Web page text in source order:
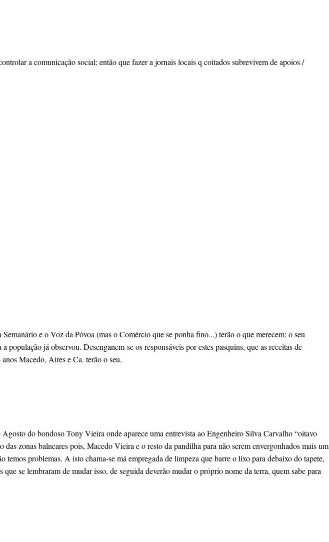
a comunicação social; então que fazer a jornais locais q coitados subrevivem de apoios /
e o Voz da Póvoa (mas o Comércio que se ponha fino...) terão o que merecem: o seu
já observou. Desenganem-se os responsáveis por estes pasquins, que as receitas de
Macedo, Aires e Ca. terão o seu.
do bondoso Tony Vieira onde aparece uma entrevista ao Engenheiro Silva Carvalho “oitavo
zonas balneares pois, Macedo Vieira e o resto da pandilha para não serem envergonhados mais um
problemas. A isto chama-se má empregada de limpeza que barre o lixo para debaixo do tapete,
se lembraram de mudar isso, de seguida deverão mudar o próprio nome da terra, quem sabe para